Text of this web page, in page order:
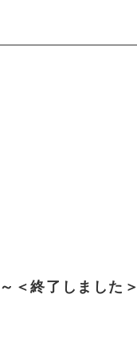
＜終了しました＞